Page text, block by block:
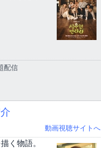
配信
動画視聴サイトへ
く物語。